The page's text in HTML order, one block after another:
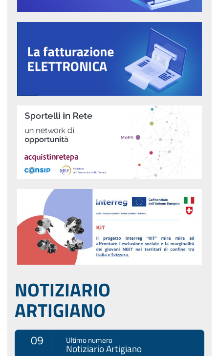
NOTIZIARIO
ARTIGIANO
09 Ultimo numero
Notiziario Artigiano